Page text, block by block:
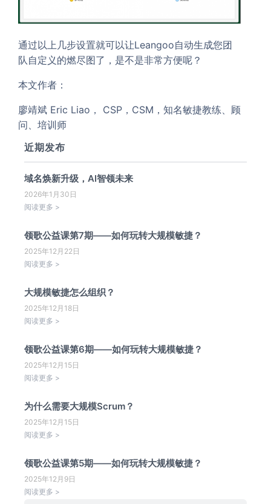
通过以上几步设置就可以让Leangoo自动生成您团
队自定义的燃尽图了 ，是不是非常方便呢？
本文作者：
廖靖斌 Eric Liao， CSP，CSM，知名敏捷教练、顾
问、培训师
近期发布
域名焕新升级，AI智领未来
2026年1月30日
阅读更多 >
领歌公益课第7期——如何玩转大规模敏捷？
2025年12月22日
阅读更多 >
大规模敏捷怎么组织？
2025年12月18日
阅读更多 >
领歌公益课第6期——如何玩转大规模敏捷？
2025年12月15日
阅读更多 >
为什么需要大规模Scrum？
2025年12月15日
阅读更多 >
领歌公益课第5期——如何玩转大规模敏捷？
2025年12月9日
阅读更多 >